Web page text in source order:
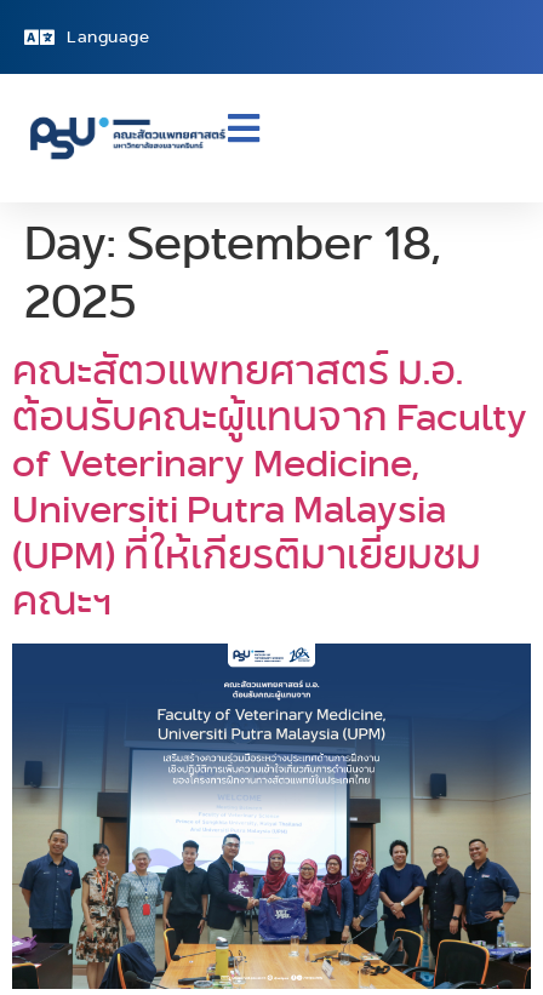
Language
Day:September 18,
2025
คณะสัตวแพทยศาสตร์ ม.อ.
ต้อนรับคณะผู้แทนจาก Faculty
of Veterinary Medicine,
Universiti Putra Malaysia
(UPM) ที่ให้เกียรติมาเยี่ยมชม
คณะฯ